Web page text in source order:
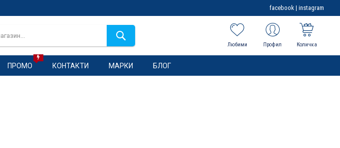
facebook | instagram
Любими Профил Количка
ПРОМО КОНТАКТИ МАРКИ БЛОГ